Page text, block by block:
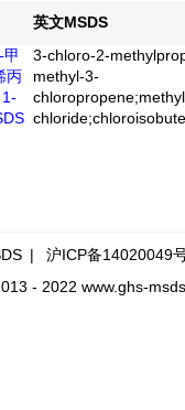
英文MSDS
丙
3-chloro-2-
methyl-3-
| 沪ICP备14020049
- 2022 www.ghs-